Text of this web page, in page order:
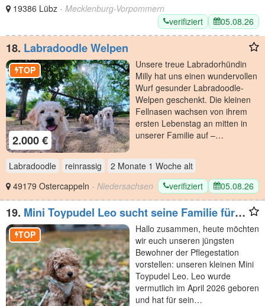
19386 Lübz - Mecklenburg-Vorpommern
verifiziert
05.08.26
18. Labradoodle Welpen
2.000 €
TOP
Unsere treue Labradorhündin
Milly hat uns einen wundervollen
Wurf gesunder Labradoodle-
Welpen geschenkt. Die kleinen
Fellnasen wachsen von ihrem
ersten Lebenstag an mitten in
unserer Familie auf –…
Labradoodle reinrassig 2 Monate 1 Woche alt
49179 Ostercappeln - Niedersachsen verifiziert 05.08.26
19. Mini Toypudel Leo sucht seine Familie fürs
Leben
TOP
Hallo zusammen, heute möchten
wir euch unseren jüngsten
Bewohner der Pflegestation
vorstellen: unseren kleinen Mini
Toypudel Leo. Leo wurde
vermutlich im April 2026 geboren
und hat für sein…